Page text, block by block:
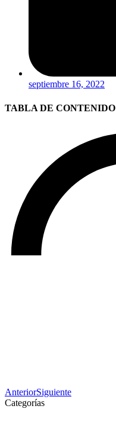
septiembre 16, 2022
TABLA DE CONTENIDO
AnteriorSiguiente
Categorías